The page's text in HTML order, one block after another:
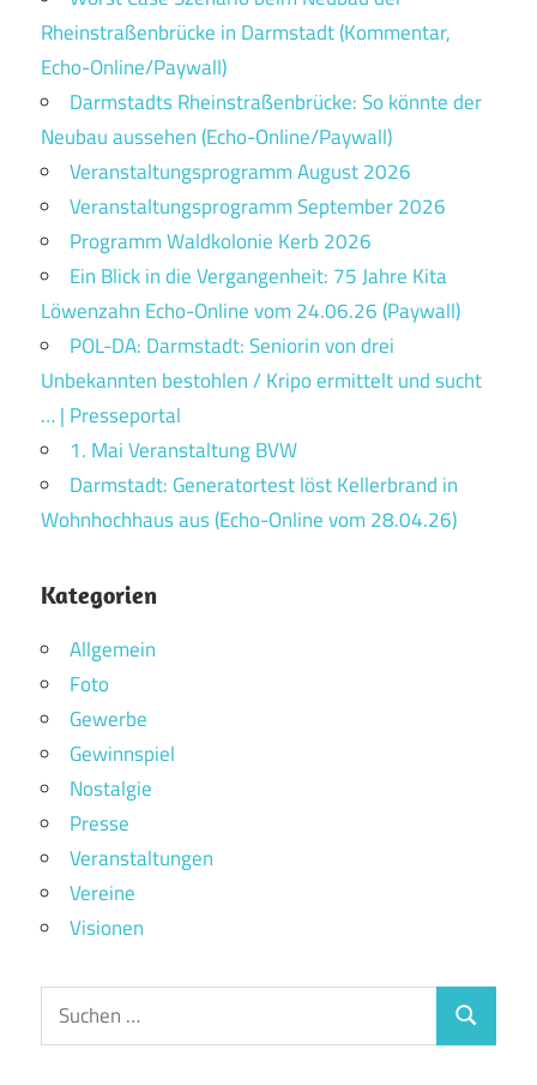
Rheinstraßenbrücke in Darmstadt (Kommentar,
Echo-Online/Paywall)
Darmstadts Rheinstraßenbrücke: So könnte der
Neubau aussehen (Echo-Online/Paywall)
Veranstaltungsprogramm August 2026
Veranstaltungsprogramm September 2026
Programm Waldkolonie Kerb 2026
Ein Blick in die Vergangenheit: 75 Jahre Kita
Löwenzahn Echo-Online vom 24.06.26 (Paywall)
POL-DA: Darmstadt: Seniorin von drei
Unbekannten bestohlen / Kripo ermittelt und sucht
… | Presseportal
1. Mai Veranstaltung BVW
Darmstadt: Generatortest löst Kellerbrand in
Wohnhochhaus aus (Echo-Online vom 28.04.26)
Kategorien
Allgemein
Foto
Gewerbe
Gewinnspiel
Nostalgie
Presse
Veranstaltungen
Vereine
Visionen